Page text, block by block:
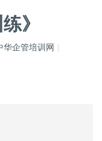
》
华企管培训网